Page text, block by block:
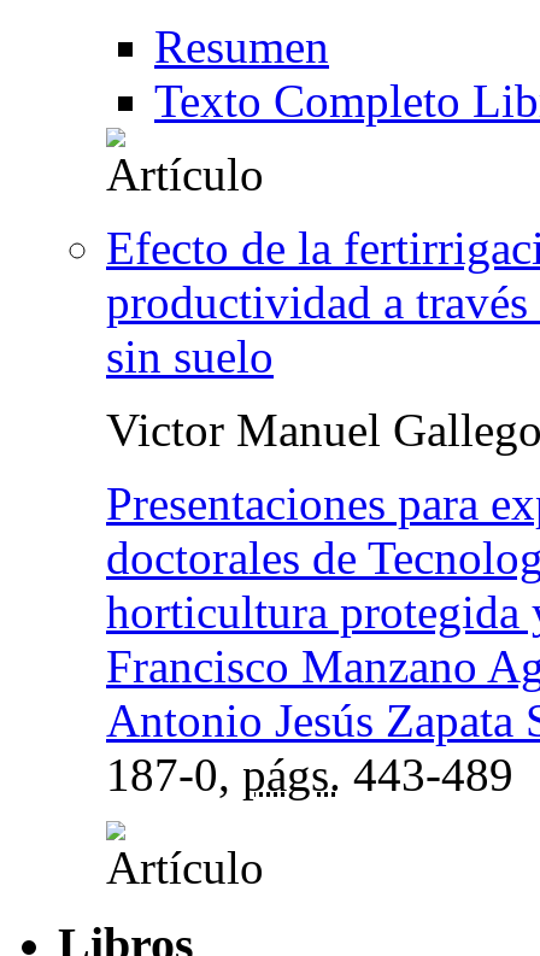
Resumen
Texto Completo
Efecto de la
productividad a
sin suelo
Victor Manuel
Presentaciones para
doctorales de
horticultura protegida
Francisco Manzano
Antonio Jesús Zapata
187-0, págs. 443-489
Libros